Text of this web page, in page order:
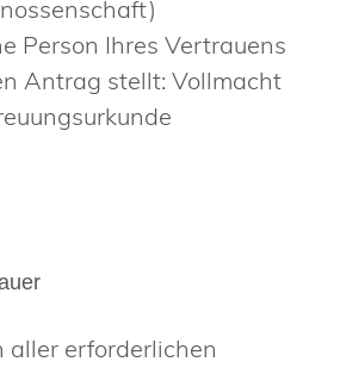
Person Ihres Vertrauens
Antrag stellt: Vollmacht
aller erforderlichen